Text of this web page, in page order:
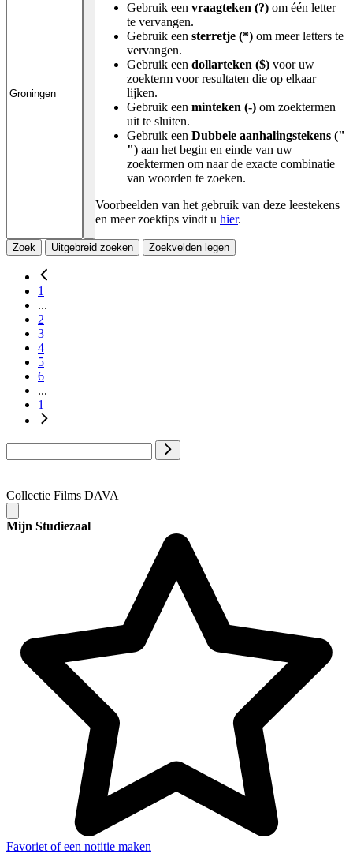
Gebruik een vraagteken (?) om één letter
te vervangen.
Gebruik een sterretje (*) om meer letters te
vervangen.
Gebruik een dollarteken ($) voor uw
zoekterm voor resultaten die op elkaar
lijken.
Gebruik een minteken (-) om zoektermen
uit te sluiten.
Gebruik een Dubbele aanhalingstekens ("
") aan het begin en einde van uw
zoektermen om naar de exacte combinatie
van woorden te zoeken.
Voorbeelden van het gebruik van deze leestekens
en meer zoektips vindt u hier.
Zoek Uitgebreid zoeken Zoekvelden legen
1
...
2
3
4
5
6
...
1
Collectie Films DAVA
Mijn Studiezaal
Favoriet of een notitie maken